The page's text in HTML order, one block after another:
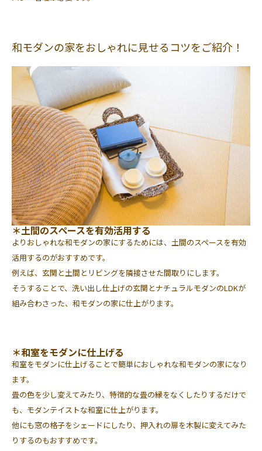
和モダンの家をおしゃれに見せるコツをご紹介！
＊土間のスペースを有効活用する
よりおしゃれな和モダンの家にするためには、土間のスペースを有効
活用するのがおすすめです。
例えば、玄関と土間とリビングを隣接させた間取りにします。
そうすることで、洗い出し仕上げの玄関とナチュラルモダンのLDKが
組み合わさった、和モダンの家に仕上がります。
＊和室をモダンに仕上げる
和室をモダンに仕上げることで簡単におしゃれな和モダンの家になり
ます。
畳の色を少し変えてみたり、特徴的な畳の縁をなくしたりするだけで
も、モダンテイストな和室に仕上がります。
他にも窓の格子をシェードにしたり、押入れの扉を木製に変えてみた
りするのもおすすめです。